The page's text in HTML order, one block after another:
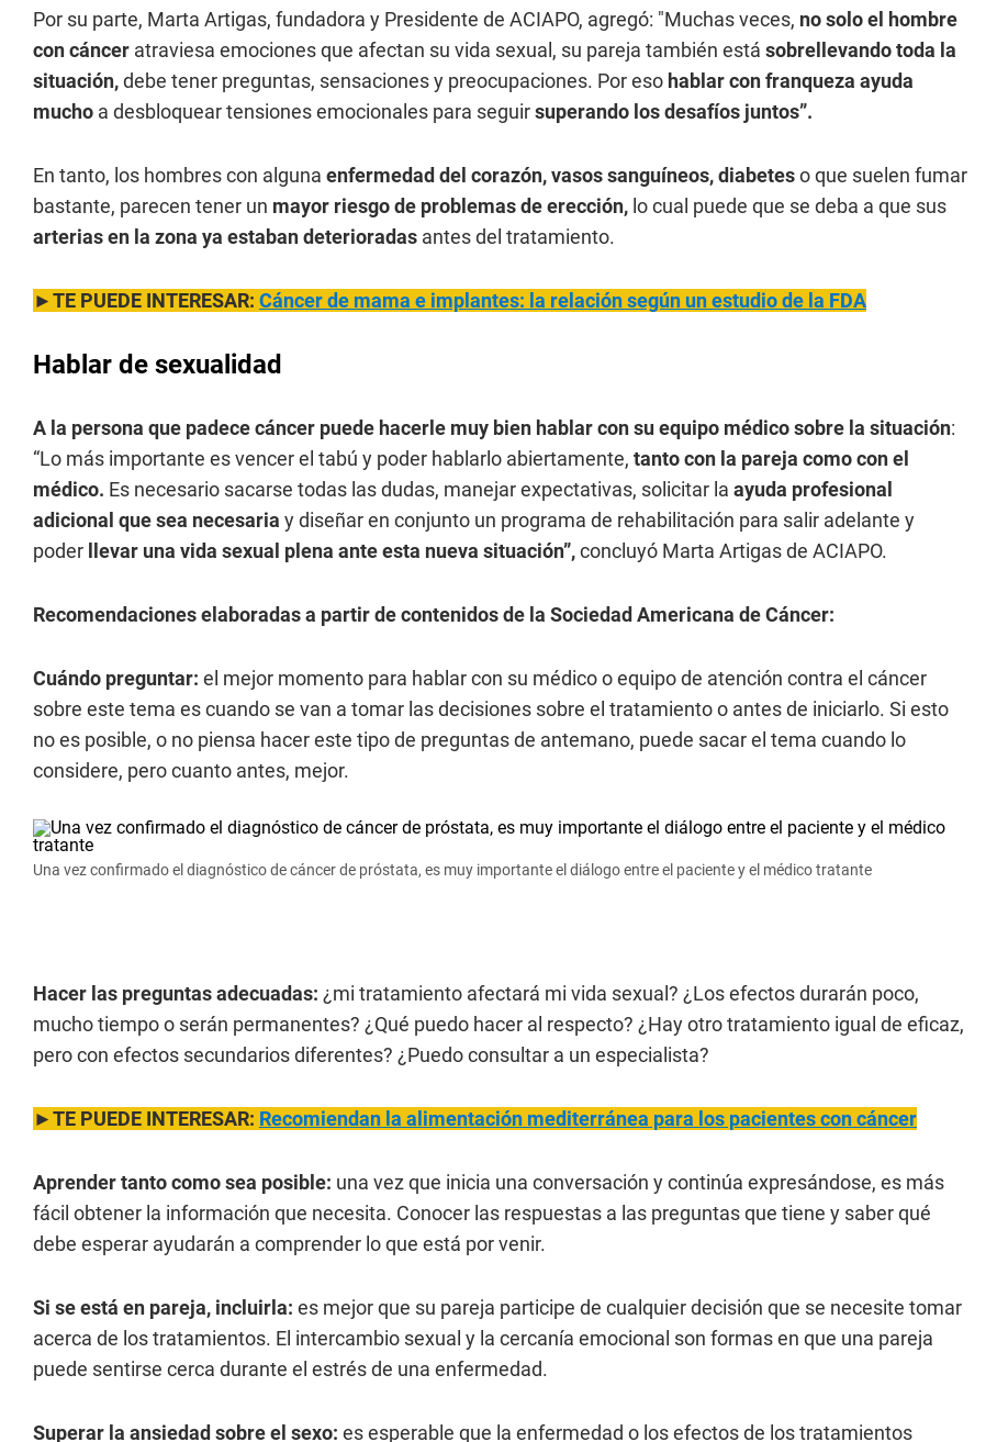
Por su parte, Marta Artigas, fundadora y Presidente de ACIAPO, agregó: "Muchas veces, no solo el hombre
con cáncer atraviesa emociones que afectan su vida sexual, su pareja también está sobrellevando toda la
situación,debe tener preguntas, sensaciones y preocupaciones. Por eso hablar con franqueza ayuda
mucho a desbloquear tensiones emocionales para seguirsuperando los desafíos juntos”.
En tanto, los hombres con alguna enfermedad del corazón, vasos sanguíneos, diabeteso que suelen fumar
bastante, parecen tener un mayor riesgo de problemas de erección, lo cual puede que se deba a que sus
arterias en la zona ya estaban deterioradas antes del tratamiento.
►TE PUEDE INTERESAR: Cáncer de mama e implantes: la relación según un estudio de la FDA
Hablar de sexualidad
A la persona que padece cáncer puede hacerle muy bien hablar con su equipo médico sobre la situación:
“Lo más importante es vencer el tabú y poder hablarlo abiertamente, tanto con la pareja como con el
médico. Es necesario sacarse todas las dudas, manejar expectativas, solicitar la ayuda profesional
adicional que sea necesaria y diseñar en conjunto un programa de rehabilitación para salir adelante y
poder
llevar una vida sexual plena ante esta nueva situación”,concluyó Marta Artigas de ACIAPO.
Recomendaciones elaboradas a partir de contenidos de la Sociedad Americana de Cáncer:
Cuándo preguntar: el mejor momento para hablar con su médico o equipo de atención contra el cáncer
sobre este tema es cuando se van a tomar las decisiones sobre el tratamiento o antes de iniciarlo. Si esto
no es posible, o no piensa hacer este tipo de preguntas de antemano, puede sacar el tema cuando lo
considere, pero cuanto antes, mejor.
Una vez confirmado el diagnóstico de cáncer de próstata, es muy importante el diálogo entre el paciente y el médico tratante
Hacer las preguntas adecuadas: ¿mi tratamiento afectará mi vida sexual? ¿Los efectos durarán poco,
mucho tiempo o serán permanentes? ¿Qué puedo hacer al respecto? ¿Hay otro tratamiento igual de eficaz,
pero con efectos secundarios diferentes? ¿Puedo consultar a un especialista?
►TE PUEDE INTERESAR: Recomiendan la alimentación mediterránea para los pacientes con cáncer
Aprender tanto como sea posible: una vez que inicia una conversación y continúa expresándose, es más
fácil obtener la información que necesita. Conocer las respuestas a las preguntas que tiene y saber qué
debe esperar ayudarán a comprender lo que está por venir.
Si se está en pareja, incluirla: es mejor que su pareja participe de cualquier decisión que se necesite tomar
acerca de los tratamientos. El intercambio sexual y la cercanía emocional son formas en que una pareja
puede sentirse cerca durante el estrés de una enfermedad.
Superar la ansiedad sobre el sexo: es esperable que la enfermedad o los efectos de los tratamientos